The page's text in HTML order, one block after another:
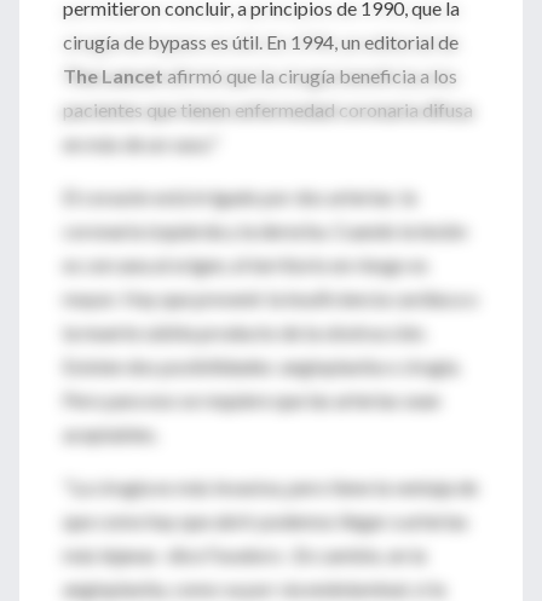
permitieron concluir, a principios de 1990, que la
cirugía de bypass es útil. En 1994, un editorial de
The Lancet afirmó que la cirugía beneficia a los
pacientes que tienen enfermedad coronaria difusa
en más de un vaso."
El corazón está irrigado por dos arterias: la
coronaria izquierda y la derecha. Cuando la lesión
es cercana al origen, el territorio en riesgo es
mayor. Hay que prevenir la insuficiencia cardíaca o
la muerte súbita producto de la obstrucción.
Existen dos posibilidades: angioplastia o cirugía.
Pero para eso se requiere que las arterias sean
aceptables.
"La cirugía es más invasiva, pero tiene la ventaja de
que como hay que abrir podemos llegar a arterias
más lejanas -dice Favaloro-. En cambio, en la
angioplastia, como va por vía endoluminal, si la